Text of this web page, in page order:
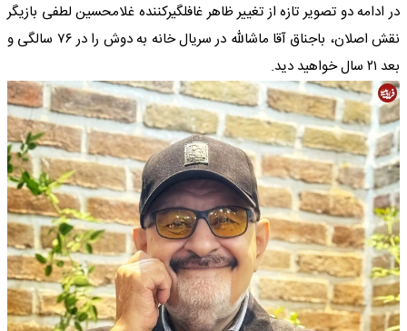
در ادامه دو تصویر تازه از تغییر ظاهر غافلگیرکننده غلامحسین لطفی بازیگر
نقش اصلان، باجناق آقا ماشالله در سریال خانه به دوش را در ۷۶ سالگی و
بعد ۲۱ سال خواهید دید.